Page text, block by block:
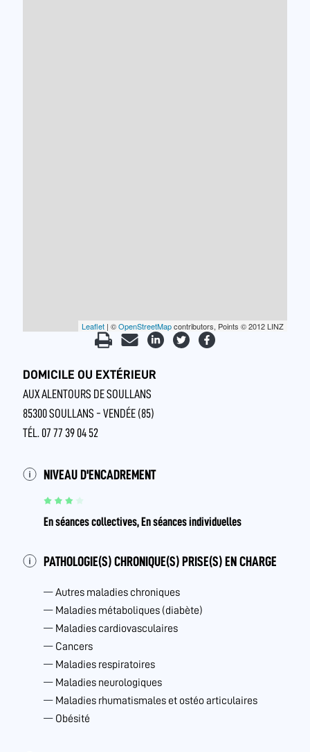
Leaflet | ©OpenStreetMapcontributors, Points © 2012 LINZ
DOMICILE OU EXTÉRIEUR
AUX ALENTOURS DE SOULLANS
85300 SOULLANS - VENDÉE (85)
TÉL. 07 77 39 04 52
NIVEAU D'ENCADREMENT
En séances collectives, En séances individuelles
PATHOLOGIE(S) CHRONIQUE(S) PRISE(S) EN CHARGE
Autres maladies chroniques
Maladies métaboliques (diabète)
Maladies cardiovasculaires
Cancers
Maladies respiratoires
Maladies neurologiques
Maladies rhumatismales et ostéo articulaires
Obésité